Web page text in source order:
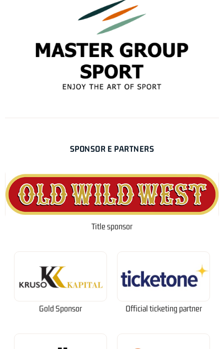
SPONSOR E PARTNERS
Title sponsor
Gold Sponsor Official ticketing partner